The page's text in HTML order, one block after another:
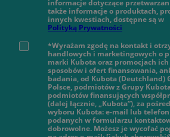
informacje dotyczące
także informacje o produktach,
innych kwestiach, dostępne są w
Polityką Prywatności
*Wyrażam zgodę na kontakt i
handlowych i marketingowych o
marki Kubota oraz promocjach
sposobów i ofert finansowania,
badania, od Kubota (Deutchland)
Polsce, podmiotów z Grupy
podmiotów finansujących
(dalej łącznie, „Kubota”), za
wyboru Kubota: e-mail lub
podanych w formularzu
dobrowolne. Możesz je wycofać